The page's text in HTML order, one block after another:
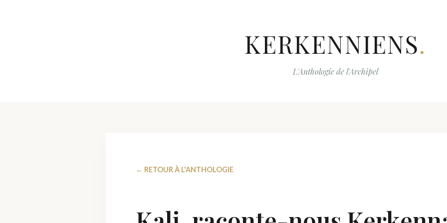
KERKENNIENS.
L'Anthologie de l'Archipel
← RETOUR À L'ANTHOLOGIE